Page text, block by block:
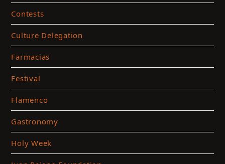
Contests
Culture Delegation
Farmacias
Festival
Flamenco
Gastronomy
Holy Week